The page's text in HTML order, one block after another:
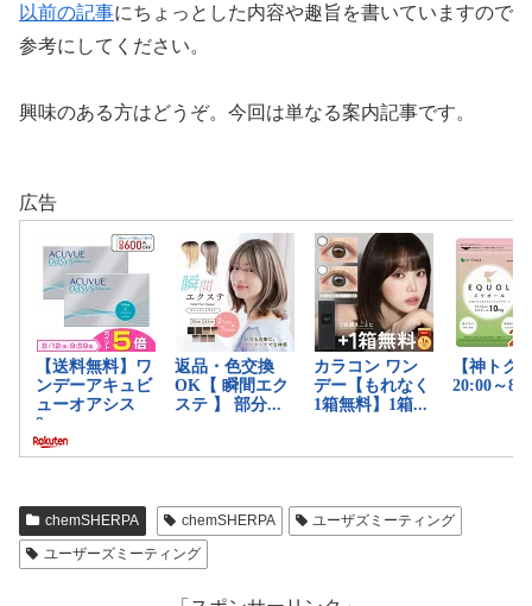
以前の記事にちょっとした内容や趣旨を書いていますので
参考にしてください。
興味のある方はどうぞ。今回は単なる案内記事です。
広告
chemSHERPA chemSHERPA
ユーザズミーティング
ユーザーズミーティング